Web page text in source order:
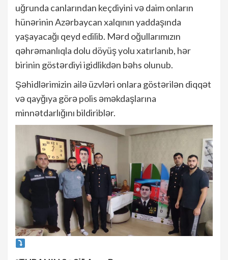
uğrunda canlarından keçdiyini və daim onların
hünərinin Azərbaycan xalqının yaddaşında
yaşayacağı qeyd edilib. Mərd oğullarımızın
qəhrəmanlıqla dolu döyüş yolu xatırlanıb, hər
birinin göstərdiyi igidlikdən bəhs olunub.
Şəhidlərimizin ailə üzvləri onlara göstərilən diqqət
və qayğıya görə polis əməkdaşlarına
minnətdarlığını bildiriblər.